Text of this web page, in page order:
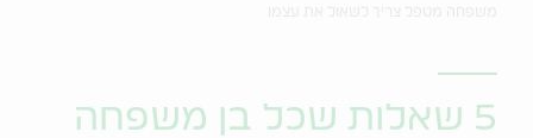
5 שאלות שכל בן משפחה